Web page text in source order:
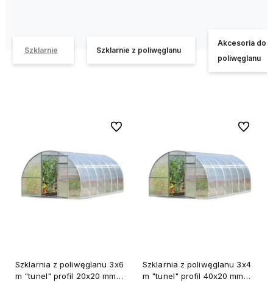
Szklarnie Szklarnie z poliwęglanu
Akcesoria do
poliwęglanu
Szklarnia z poliwęglanu 3x6
m "tunel" profil 20x20 mm
Do ulubionych
Szklarnia z poliwęglanu 3x4
m "tunel" profil 40x20 mm
Do